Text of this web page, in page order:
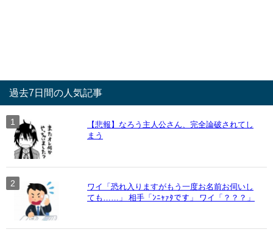
過去7日間の人気記事
【悲報】なろう主人公さん、完全論破されてし
まう
ワイ「恐れ入りますがもう一度お名前お伺いし
ても……」 相手「ﾝﾆｬｧﾀです」 ワイ「？？？」